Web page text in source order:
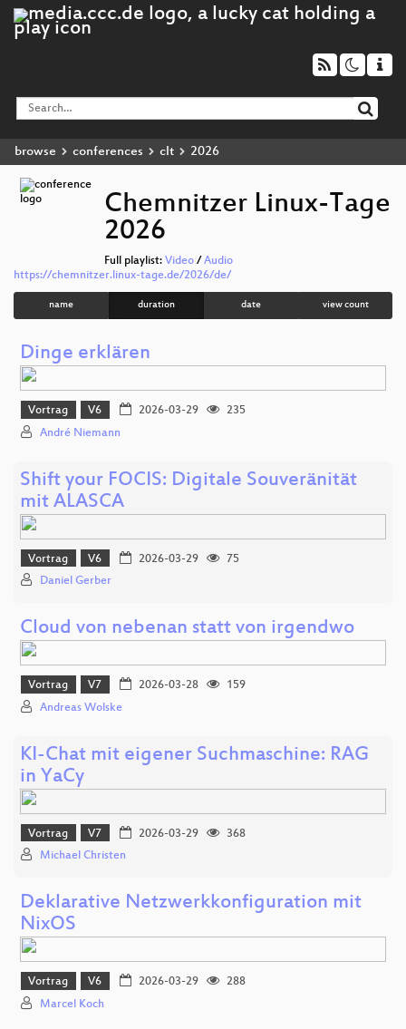
browse conferences clt 2026
Chemnitzer Linux-Tage
2026
Full playlist:Video /Audio
https://chemnitzer.linux-tage.de/2026/de/
name duration date view count
Dinge erklären
Vortrag V6 2026-03-29
235
André Niemann
Shift your FOCIS: Digitale Souveränität
mit ALASCA
Vortrag V6 2026-03-29
75
Daniel Gerber
Cloud von nebenan statt von irgendwo
Vortrag V7 2026-03-28
159
Andreas Wolske
KI-Chat mit eigener Suchmaschine: RAG
in YaCy
Vortrag V7 2026-03-29
368
Michael Christen
Deklarative Netzwerkkonfiguration mit
NixOS
Vortrag V6 2026-03-29
288
Marcel Koch